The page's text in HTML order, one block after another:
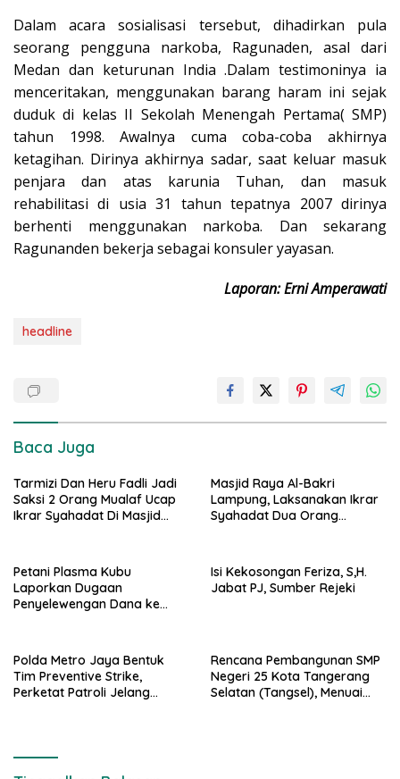
Dalam acara sosialisasi tersebut, dihadirkan pula
seorang pengguna narkoba, Ragunaden, asal dari
Medan dan keturunan India .Dalam testimoninya ia
menceritakan, menggunakan barang haram ini sejak
duduk di kelas II Sekolah Menengah Pertama( SMP)
tahun 1998. Awalnya cuma coba-coba akhirnya
ketagihan. Dirinya akhirnya sadar, saat keluar masuk
penjara dan atas karunia Tuhan, dan masuk
rehabilitasi di usia 31 tahun tepatnya 2007 dirinya
berhenti menggunakan narkoba. Dan sekarang
Ragunanden bekerja sebagai konsuler yayasan.
Laporan: Erni Amperawati
headline
Baca Juga
Tarmizi Dan Heru Fadli Jadi
Saksi 2 Orang Mualaf Ucap
Ikrar Syahadat Di Masjid
Masjid Raya Al-Bakri
Lampung, Laksanakan Ikrar
Syahadat Dua Orang
Petani Plasma Kubu
Laporkan Dugaan
Penyelewengan Dana ke
Isi Kekosongan Feriza, S,H.
Jabat PJ, Sumber Rejeki
Polda Metro Jaya Bentuk
Tim Preventive Strike,
Perketat Patroli Jelang
Rencana Pembangunan SMP
Negeri 25 Kota Tangerang
Selatan (Tangsel), Menuai